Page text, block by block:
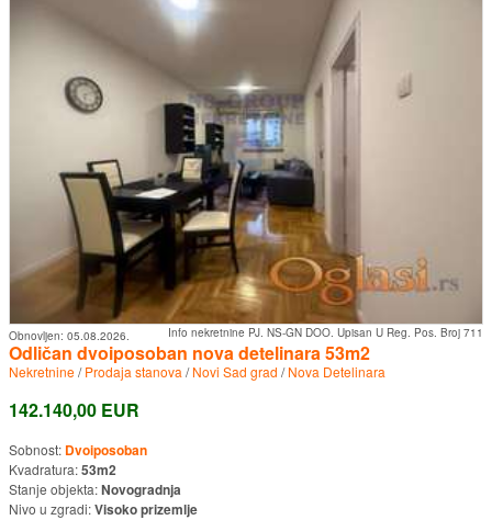
Info nekretnine PJ. NS-GN DOO. Upisan U Reg. Pos. Broj 711
Obnovljen: 05.08.2026.
Odličan dvoiposoban nova detelinara 53m2
Nekretnine/Prodaja stanova /Novi Sad grad /Nova Detelinara
142.140,00 EUR
Sobnost: Dvoiposoban
Kvadratura:53m2
Stanje objekta:Novogradnja
Nivo u zgradi:Visoko prizemlje